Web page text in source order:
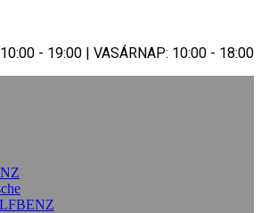
- 19:00 | VASÁRNAP: 10:00 - 18:00